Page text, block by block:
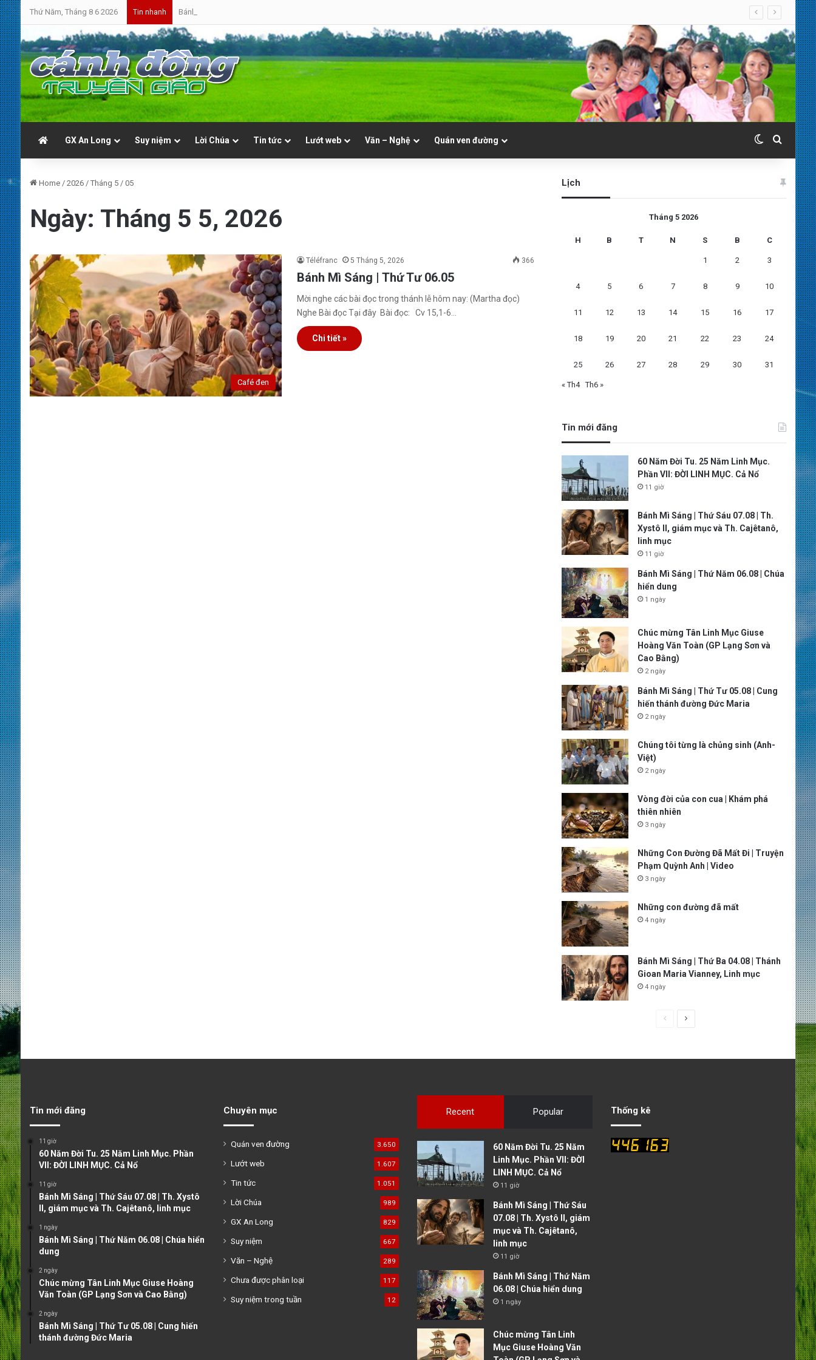
Thứ Năm, Tháng 8 6 2026 Tin nhanh Bánh Mì Sáng | Thứ Sáu 07.08 | Th. Xystô II, giám mục và Th. Cajêtanô, linh mục
GX An Long Suy niệm Lời Chúa Tin tức Lướt web Văn – Nghệ Quán ven đường Switch skin
Search
Home / 2026 / Tháng 5 / 05
Ngày: Tháng 5 5, 2026
Café đen
Téléfranc 5 Tháng 5, 2026 366
Bánh Mì Sáng | Thứ Tư 06.05
Mời nghe các bài đọc trong thánh lễ hôm nay: (Martha đọc)
Nghe Bài đọc Tại đây Bài đọc: Cv 15,1-6…
Chi tiết »
Lịch
Tháng 5 2026
H B T N S B C
1 2 3
4 5 6 7 8 9 10
11 12 13 14 15 16 17
18 19 20 21 22 23 24
25 26 27 28 29 30 31
« Th4 Th6 »
Tin mới đăng
60 Năm Đời Tu. 25 Năm Linh Mục.
Phần VII: ĐỜI LINH MỤC. Cả Nổ
11 giờ
Bánh Mì Sáng | Thứ Sáu 07.08 | Th.
Xystô II, giám mục và Th. Cajêtanô,
linh mục
11 giờ
Bánh Mì Sáng | Thứ Năm 06.08 | Chúa
hiển dung
1 ngày
Chúc mừng Tân Linh Mục Giuse
Hoàng Văn Toàn (GP Lạng Sơn và
Cao Bằng)
2 ngày
Bánh Mì Sáng | Thứ Tư 05.08 | Cung
hiến thánh đường Đức Maria
2 ngày
Chúng tôi từng là chủng sinh (Anh-
Việt)
2 ngày
Vòng đời của con cua | Khám phá
thiên nhiên
3 ngày
Những Con Đường Đã Mất Đi | Truyện
Phạm Quỳnh Anh | Video
3 ngày
Những con đường đã mất
4 ngày
Bánh Mì Sáng | Thứ Ba 04.08 | Thánh
Gioan Maria Vianney, Linh mục
4 ngày
s
p
Tin mới đăng
11 giờ
60 Năm Đời Tu. 25 Năm Linh Mục. Phần
VII: ĐỜI LINH MỤC. Cả Nổ
11 giờ
Bánh Mì Sáng | Thứ Sáu 07.08 | Th. Xystô
II, giám mục và Th. Cajêtanô, linh mục
1 ngày
Bánh Mì Sáng | Thứ Năm 06.08 | Chúa hiển
dung
2 ngày
Chúc mừng Tân Linh Mục Giuse Hoàng
Văn Toàn (GP Lạng Sơn và Cao Bằng)
2 ngày
Bánh Mì Sáng | Thứ Tư 05.08 | Cung hiến
thánh đường Đức Maria
Chuyên mục
Quán ven đường 3.650
Lướt web 1.607
Tin tức 1.051
Lời Chúa 989
GX An Long 829
Suy niệm 667
Văn – Nghệ 289
Chưa được phân loại 117
Suy niệm trong tuần 12
Recent Popular
60 Năm Đời Tu. 25 Năm
Linh Mục. Phần VII: ĐỜI
LINH MỤC. Cả Nổ
11 giờ
Bánh Mì Sáng | Thứ Sáu
07.08 | Th. Xystô II, giám
mục và Th. Cajêtanô,
linh mục
11 giờ
Bánh Mì Sáng | Thứ Năm
06.08 | Chúa hiển dung
1 ngày
Chúc mừng Tân Linh
Mục Giuse Hoàng Văn
Thống kê